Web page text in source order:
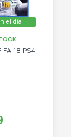
el día
18 PS4